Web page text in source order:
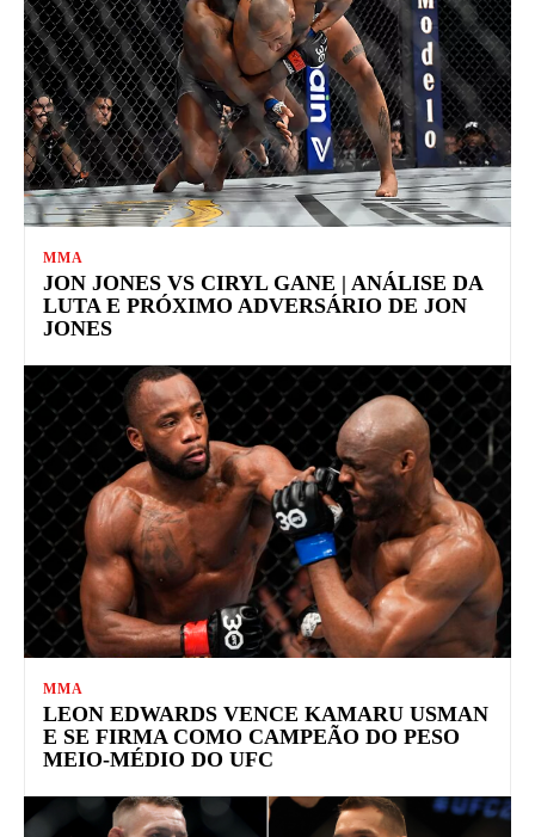
MMA
JON JONES VS CIRYL GANE | ANÁLISE DA
LUTA E PRÓXIMO ADVERSÁRIO DE JON
JONES
MMA
LEON EDWARDS VENCE KAMARU USMAN
E SE FIRMA COMO CAMPEÃO DO PESO
MEIO-MÉDIO DO UFC